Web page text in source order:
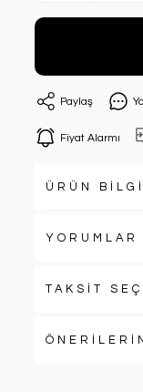
Paylaş
Fiyat Alarmı
ÜRÜN
YORUMLAR
TAKSİT